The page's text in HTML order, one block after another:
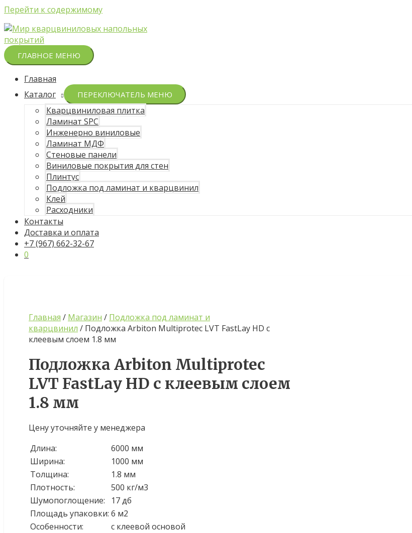
Перейти к содержимому
ГЛАВНОЕ МЕНЮ
Главная
Каталог
ПЕРЕКЛЮЧАТЕЛЬ МЕНЮ
Кварцвиниловая плитка
Ламинат SPC
Инженерно виниловые
Ламинат МДФ
Стеновые панели
Виниловые покрытия для стен
Плинтус
Подложка под ламинат и кварцвинил
Клей
Расходники
Контакты
Доставка и оплата
+7 (967) 662-32-67
0
Главная / Магазин / Подложка под ламинат и
кварцвинил / Подложка Arbiton Multiprotec LVT FastLay HD с
клеевым слоем 1.8 мм
Подложка Arbiton Multiprotec
LVT FastLay HD с клеевым слоем
1.8 мм
Цену уточняйте у менеджера
Длина:
6000 мм
Ширина:
1000 мм
Толщина:
1.8 мм
Плотность:
500 кг/м3
Шумопоглощение:
17 дб
Площадь упаковки: 6 м2
Особенности:
с клеевой основой